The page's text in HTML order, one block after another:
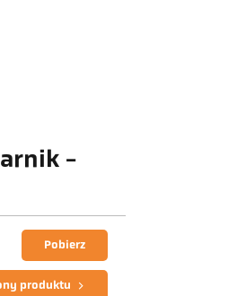
-
Pobierz
produktu